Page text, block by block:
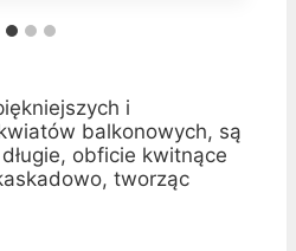
i
balkonowych, są
obficie kwitnące
tworząc